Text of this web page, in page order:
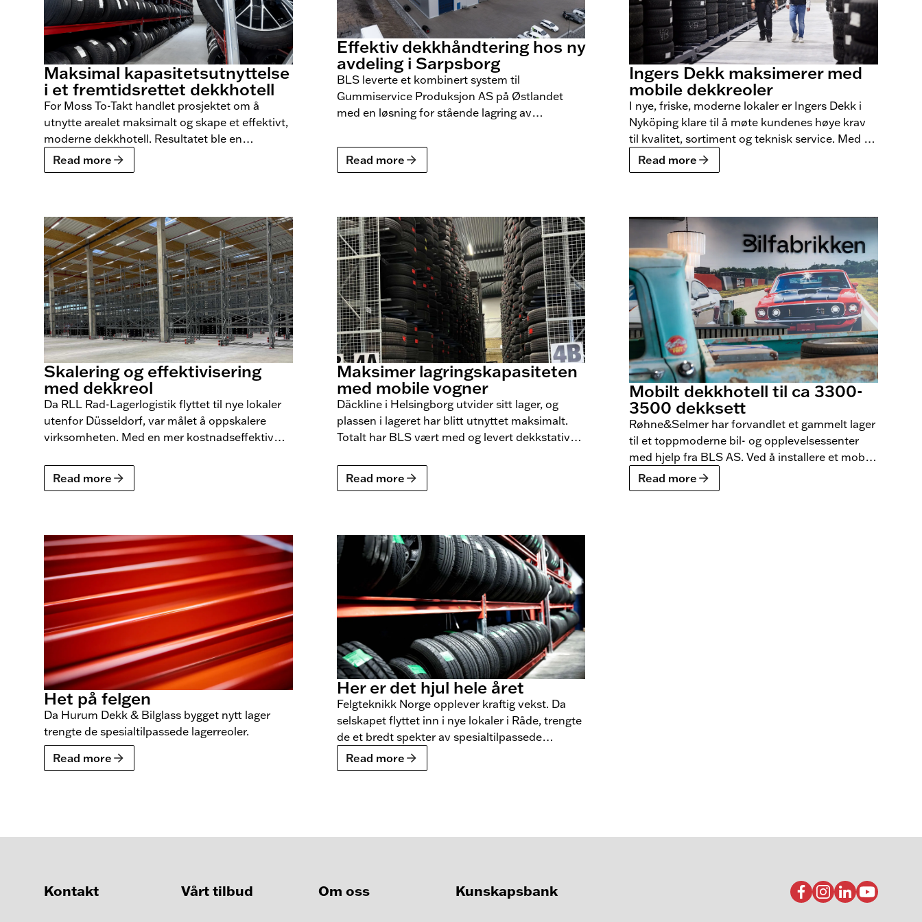
Maksimal kapasitetsutnyttelse
i et fremtidsrettet dekkhotell
For Moss To-Takt handlet prosjektet om å
utnytte arealet maksimalt og skape et effektivt,
moderne dekkhotell. Resultatet ble en
skreddersydd lagerløsning med over 10 000
dekkplasser, høy lagringstetthet og god
smidig drift – både i dag og for fremtidig vekst.
Read more
Effektiv dekkhåndtering hos ny
avdeling i Sarpsborg
BLS leverte et kombinert system til
Gummiservice Produksjon AS på Østlandet
med en løsning for stående lagring av
pallereoler for de store lastebilhjulene.
Read more
Ingers Dekk maksimerer med
mobile dekkreoler
I nye, friske, moderne lokaler er Ingers Dekk i
Nyköping klare til å møte kundenes høye krav
til kvalitet, sortiment og teknisk service. Med et
mobilt dekkoppbevaringssystem fra BLS har de
nå maksimert lagerplassen med et dekkhotell
for sine ansatte.
Read more
Skalering og effektivisering
med dekkreol
Da RLL Rad-Lagerlogistik flyttet til nye lokaler
utenfor Düsseldorf, var målet å oppskalere
virksomheten. Med en mer kostnadseffektiv
håndtere 1000 dekksett per dag. BLS leverte en
løsning som håndterer 20 000 dekksett,
manuell håndtering.
Read more
Maksimer lagringskapasiteten
med mobile vogner
Däckline i Helsingborg utvider sitt lager, og
plassen i lageret har blitt utnyttet maksimalt.
Totalt har BLS vært med og levert dekkstativer
plass til over 12 000 felger.
Read more
Mobilt dekkhotell til ca 3300-
3500 dekksett
Røhne&Selmer har forvandlet et gammelt lager
til et toppmoderne bil- og opplevelsessenter
med hjelp fra BLS AS. Ved å installere et mobilt
dekkhotell til ca 3300-3500 dekksett og andre
innovative løsninger har de skapt en anlegg
Read more
Het på felgen
Da Hurum Dekk & Bilglass bygget nytt lager
trengte de spesialtilpassede lagerreoler.
Read more
Her er det hjul hele året
Felgteknikk Norge opplever kraftig vekst. Da
selskapet flyttet inn i nye lokaler i Råde, trengte
de et bredt spekter av spesialtilpassede
lagerreoler.
Read more
Kontakt Vårt tilbud Om oss Kunskapsbank